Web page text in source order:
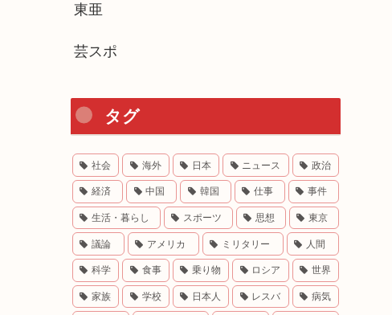
東亜
芸スポ
タグ
社会 海外 日本 ニュース 政治
経済 中国 韓国 仕事 事件
生活・暮らし スポーツ 思想 東京
議論 アメリカ ミリタリー 人間
科学 食事 乗り物 ロシア 世界
家族 学校 日本人 レスバ 病気